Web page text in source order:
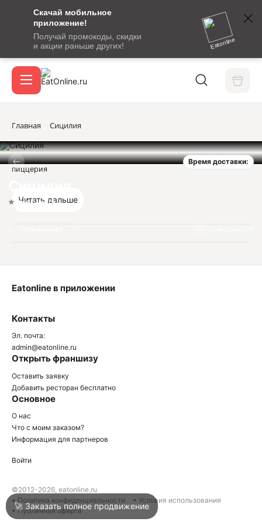
Скачай мобильное
приложение!
Получай промокоды, скидки
и акции раньше других!
Eatonline
сообщение
кодом
подтверждения
Вход / регистрация
Акции
Войти
Написать в техподдержку
Главная Сицилия
Время доставки:
Нет оценок
пиццерия
Читать дальше
Контакты
Эл. почта:
admin@eatonline.ru
Открыть франшизу
Оставить заявку
Добавить ресторан бесплатно
Основное
О нас
Что с моим заказом?
Информация для партнеров
Eatonline в приложении
Войти
©2012-2026, eatonline.ru
• Политика конфиденциальности
• Условия использования
• Публичная оферта
🚀 Заказать полное продвижение